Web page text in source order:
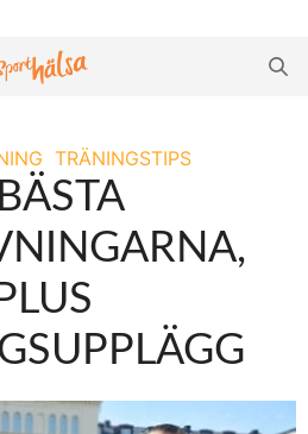
TRÄNINGSTIPS
PLUS